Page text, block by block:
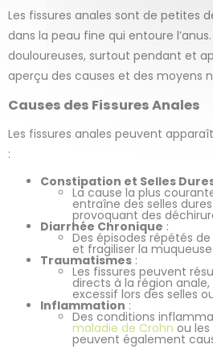
Les fissures anales sont de petites
dans la peau fine qui entoure
douloureuses, surtout pendant et
aperçu des causes et des moyens
Causes des Fissures Anales
Les fissures anales peuvent
:
Constipation et Selles
La cause la plus
entraîne des selles
provoquant des
Diarrhée Chronique :
Des épisodes répétés
et fragiliser la
Traumatismes :
Les fissures peuvent
directs à la région
excessif lors des selles
Inflammation :
Des conditions
maladie de Crohn ou
peuvent également